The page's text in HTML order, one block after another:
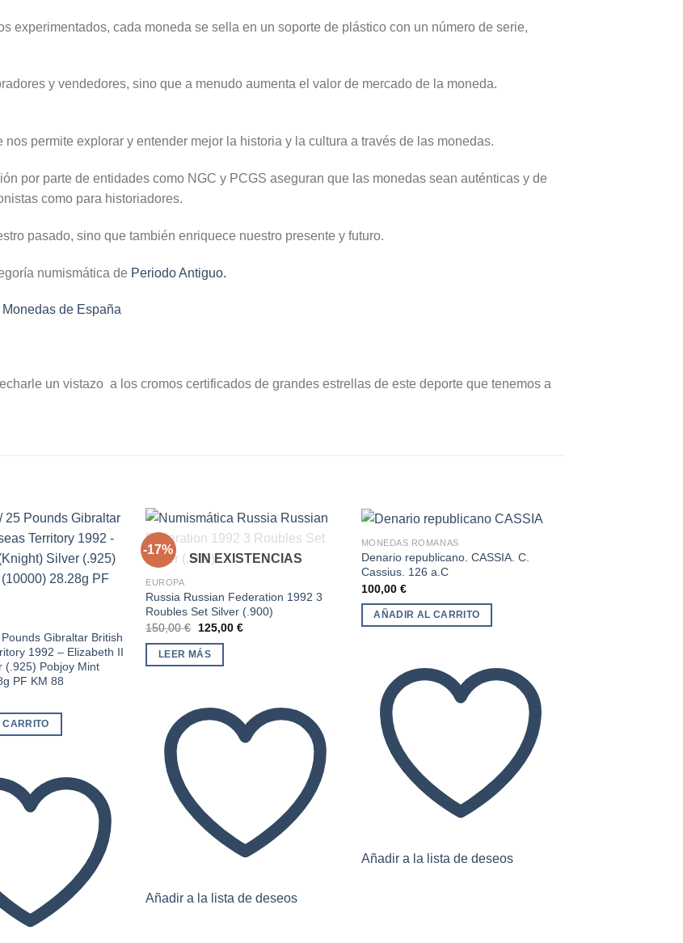
experimentados, cada moneda se sella en un soporte de plástico con un número de serie,
y vendedores, sino que a menudo aumenta el valor de mercado de la moneda.
permite explorar y entender mejor la historia y la cultura a través de las monedas.
por parte de entidades como NGC y PCGS aseguran que las monedas sean auténticas y de
como para historiadores.
pasado, sino que también enriquece nuestro presente y futuro.
numismática de Periodo Antiguo.
Monedas de España
un vistazo a los cromos certificados de grandes estrellas de este deporte que tenemos a
Añadir
Gibraltar British
1992 – Elizabeth II
(.925) Pobjoy Mint
PF KM 88
-17%
a la
SIN EXISTENCIAS
EUROPA
Russia Russian Federation 1992 3
Roubles Set Silver (.900)
150,00€
El
original
era:
125,00 €El
LEER MÁS
Añadir a la lista de deseos
MONEDAS ROMANAS
Denario republicano. CASSIA. C.
Cassius. 126 a.C
100,00 €
AÑADIR AL CARRITO
Añadir a la lista de deseos